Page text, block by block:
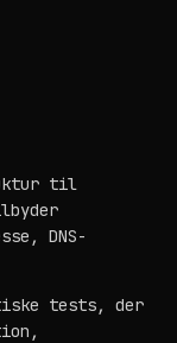
til
DNS-
tests, der